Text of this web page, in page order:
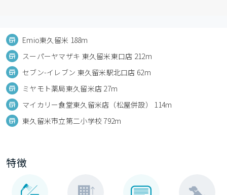
Emio東久留米 188m
スーパーヤマザキ 東久留米東口店 212m
セブン-イレブン 東久留米駅北口店 62m
ミヤモト薬局東久留米店 27m
マイカリー食堂東久留米店（松屋併設） 114m
東久留米市立第二小学校 792m
特徴